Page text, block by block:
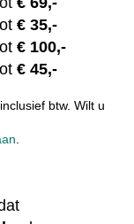
€ 35,-
€ 100,-
€ 45,-
btw. Wilt u